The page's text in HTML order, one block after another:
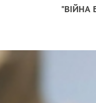
"ВІЙНА